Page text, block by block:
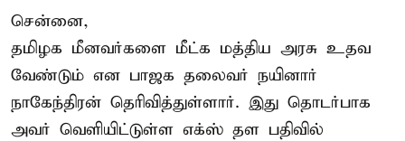
சென்னை,
தமிழக மீனவர்களை மீட்க மத்திய அரசு உதவ
வேண்டும் என பாஜக தலைவர் நயினார்
நாகேந்திரன் தெரிவித்துள்ளார். இது தொடர்பாக
அவர் வெளியிட்டுள்ள எக்ஸ் தள பதிவில்